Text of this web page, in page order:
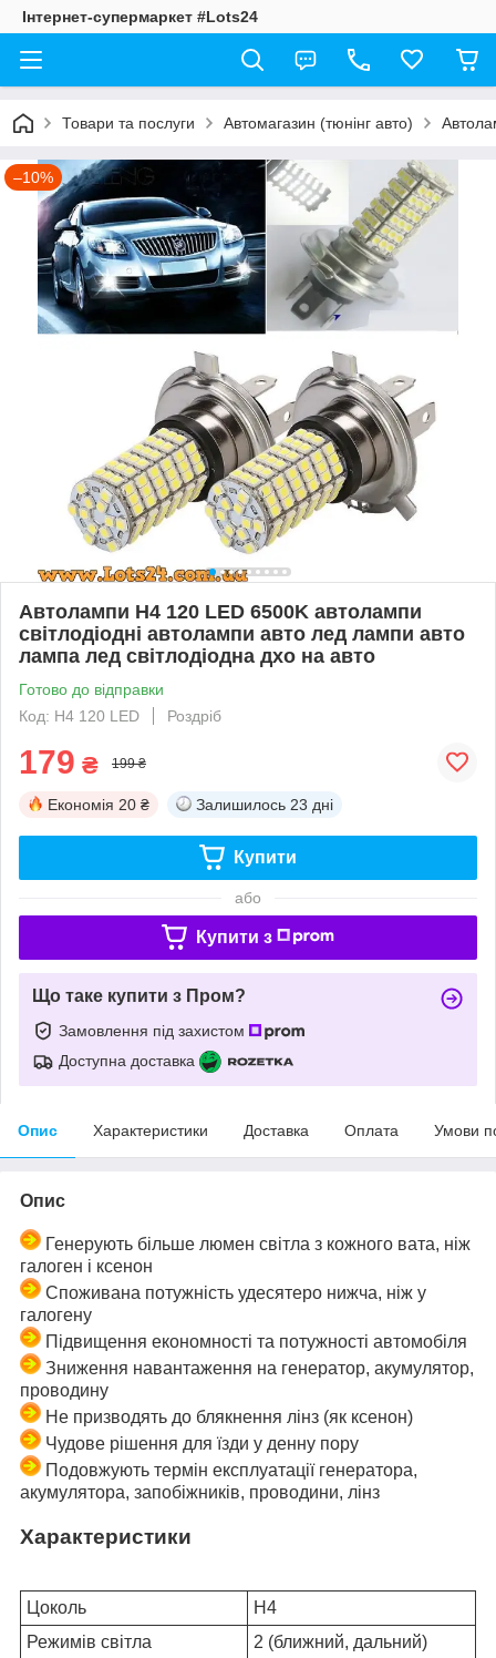
Інтернет-супермаркет #Lots24
Товари та послуги Автомагазин (тюнінг авто)
–10%
Автолампи H4 120 LED 6500K автолампи
світлодіодні автолампи авто лед лампи авто
лампа лед світлодіодна дхо на авто
Готово до відправки
Код: H4 120 LED
Роздріб
179 ₴ 199 ₴
Економія 20 ₴ Залишилось 23 дні
Купити
або
Купити з
Що таке купити з Пром?
Замовлення під захистом
Доступна доставка
Опис Характеристики Доставка Оплата Умови
Опис
Генерують більше люмен світла з кожного вата, ніж
галоген і ксенон
Споживана потужність удесятеро нижча, ніж у
галогену
Підвищення економності та потужності автомобіля
Зниження навантаження на генератор, акумулятор,
проводину
Не призводять до блякнення лінз (як ксенон)
Чудове рішення для їзди у денну пору
Подовжують термін експлуатації генератора,
акумулятора, запобіжників, проводини, лінз
Характеристики
Цоколь
H4
Режимів світла
2 (ближний, дальний)